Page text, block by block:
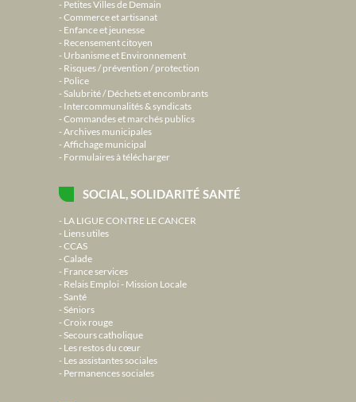
Petites Villes de Demain
Commerce et artisanat
Enfance et jeunesse
Recensement citoyen
Urbanisme et Environnement
Risques / prévention / protection
Police
Salubrité / Déchets et encombrants
Intercommunalités & syndicats
Commandes et marchés publics
Archives municipales
Affichage municipal
Formulaires à télécharger
SOCIAL, SOLIDARITÉ SANTÉ
LA LIGUE CONTRE LE CANCER
Liens utiles
CCAS
Calade
France services
Relais Emploi - Mission Locale
Santé
Séniors
Croix rouge
Secours catholique
Les restos du cœur
Les assistantes sociales
Permanences sociales